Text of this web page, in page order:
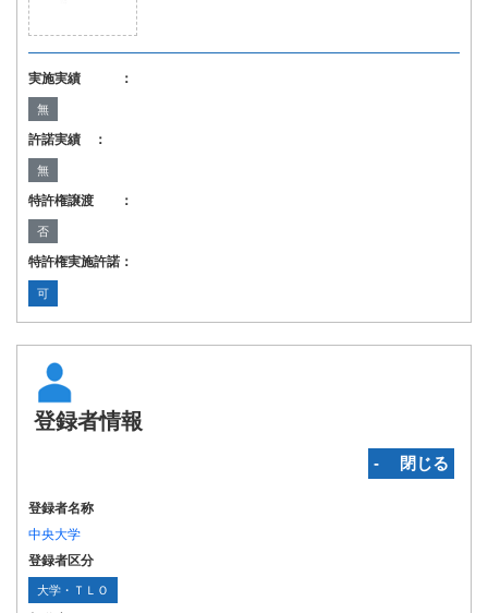
実施実績 ：
無
許諾実績 ：
無
特許権譲渡 ：
否
特許権実施許諾：
可
登録者情報
‐ 閉じる
登録者名称
中央大学
登録者区分
大学・ＴＬＯ